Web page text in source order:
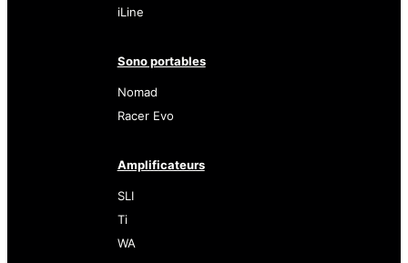
iLine
Sono portables
Nomad
Racer Evo
Amplificateurs
SLI
Ti
WA